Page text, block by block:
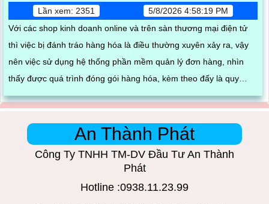
Lần xem: 2351
5/8/2026 4:58:19 PM
Với các shop kinh doanh online và trên sàn thương mại điện tử
thì việc bị đánh tráo hàng hóa là điều thường xuyên xảy ra, vậy
nên việc sử dụng hệ thống phần mềm quản lý đơn hàng, nhìn
thấy được quá trình đóng gói hàng hóa, kèm theo đấy là quy
trình đóng gói cũng được ghi lại một cách dễ dàng
An Thành Phát
Công Ty TNHH TM-DV Đầu Tư An Thành
Phát
Hotline :0938.11.23.99